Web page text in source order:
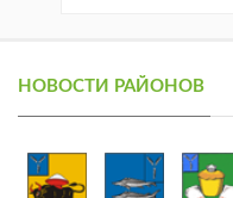
НОВОСТИ РАЙОНОВ